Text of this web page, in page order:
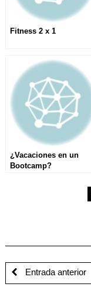
Fitness 2 x 1
¿Vacaciones en un
Bootcamp?
Entrada anterior